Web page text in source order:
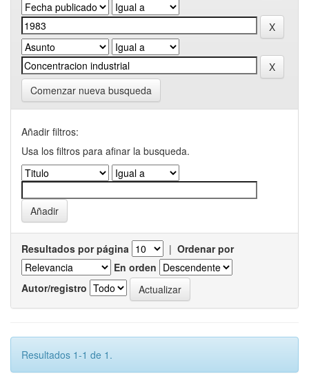
Comenzar nueva busqueda
Añadir filtros:
Usa los filtros para afinar la busqueda.
Resultados por página | Ordenar por
En orden
Autor/registro
Resultados 1-1 de 1.